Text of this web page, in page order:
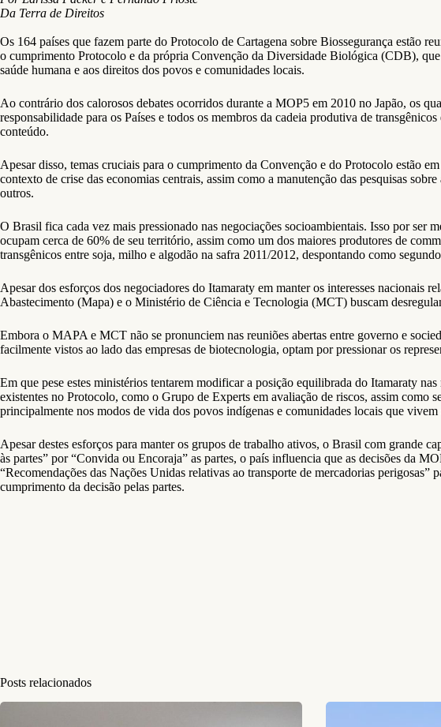
Da Terra de Direitos
Os 164 países que fazem parte do Protocolo de Cartagena sobre Biossegurança estão
o cumprimento Protocolo e da própria Convenção da Diversidade Biológica (CDB),
saúde humana e aos direitos dos povos e comunidades locais.
Ao contrário dos calorosos debates ocorridos durante a MOP5 em 2010 no Japão, os
responsabilidade para os Países e todos os membros da cadeia produtiva de
conteúdo.
Apesar disso, temas cruciais para o cumprimento da Convenção e do Protocolo estão
contexto de crise das economias centrais, assim como a manutenção das pesquisas
outros.
O Brasil fica cada vez mais pressionado nas negociações socioambientais. Isso por ser
ocupam cerca de 60% de seu território, assim como um dos maiores produtores de
transgênicos entre soja, milho e algodão na safra 2011/2012, despontando como
Apesar dos esforços dos negociadores do Itamaraty em manter os interesses
Abastecimento (Mapa) e o Ministério de Ciência e Tecnologia (MCT) buscam
Embora o MAPA e MCT não se pronunciem nas reuniões abertas entre governo e
facilmente vistos ao lado das empresas de biotecnologia, optam por pressionar os
Em que pese estes ministérios tentarem modificar a posição equilibrada do Itamaraty
existentes no Protocolo, como o Grupo de Experts em avaliação de riscos, assim como
principalmente nos modos de vida dos povos indígenas e comunidades locais que
Apesar destes esforços para manter os grupos de trabalho ativos, o Brasil com grande
às partes” por “Convida ou Encoraja” as partes, o país influencia que as decisões da
“Recomendações das Nações Unidas relativas ao transporte de mercadorias
cumprimento da decisão pelas partes.
Posts relacionados